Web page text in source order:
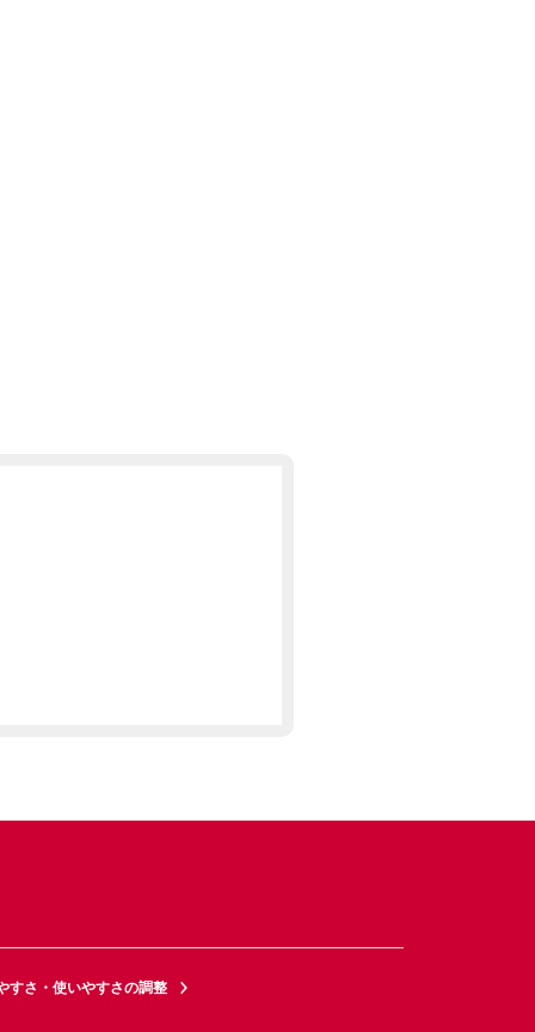
すさ・使いやすさの調整